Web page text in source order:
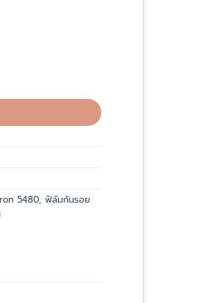
5480, ฟิล์มกันรอย